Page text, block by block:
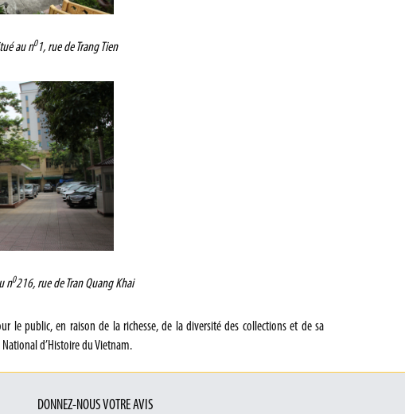
au n01, rue de Trang Tien
n0216, rue de Tran Quang Khai
le public, en raison de la richesse, de la diversité des collections et de sa
d’Histoire du Vietnam.
DONNEZ-NOUS VOTRE AVIS